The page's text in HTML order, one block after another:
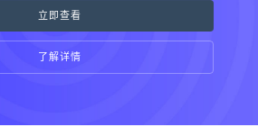
立即查看
了解详情